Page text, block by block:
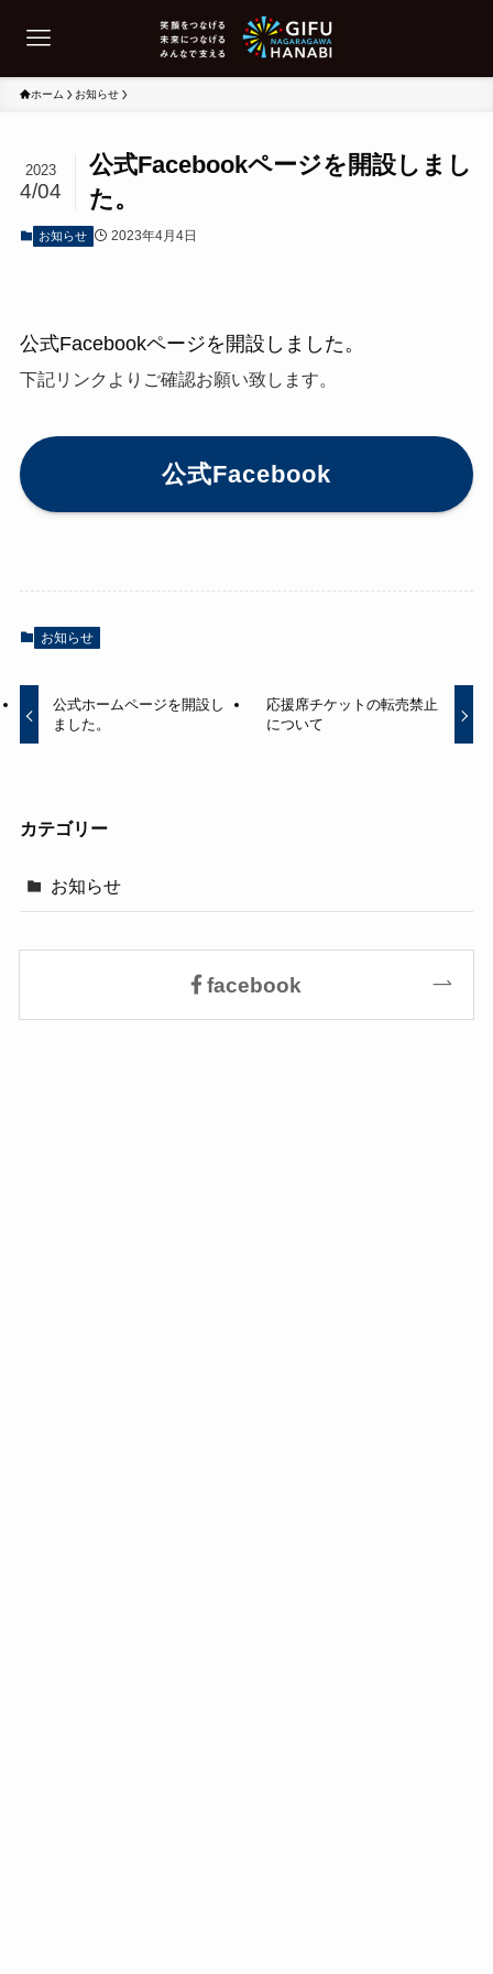
ホーム お知らせ
公式Facebookページを開設しまし
た。
2023
4/04
お知らせ 2023年4月4日
公式Facebookページを開設しました。
下記リンクよりご確認お願い致します。
公式Facebook
お知らせ
公式ホームページを開設し
ました。
応援席チケットの転売禁止
について
カテゴリー
お知らせ
facebook